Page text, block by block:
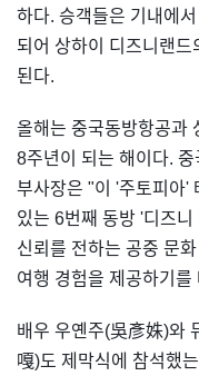
하다. 승객들은 기내에
되어 상하이 디즈니랜드
된다.
올해는 중국동방항공과
8주년이 되는 해이다.
부사장은 "이 '주토피아'
있는 6번째 동방 '디즈
신뢰를 전하는 공중 문
여행 경험을 제공하기를
배우 우옌주(吳彥姝)와
嘎)도 제막식에 참석했